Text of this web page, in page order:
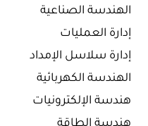
الهندسة الصناعية
إدارة العمليات
إدارة سلاسل الإمداد
الهندسة الكهربائية
هندسة الإلكترونيات